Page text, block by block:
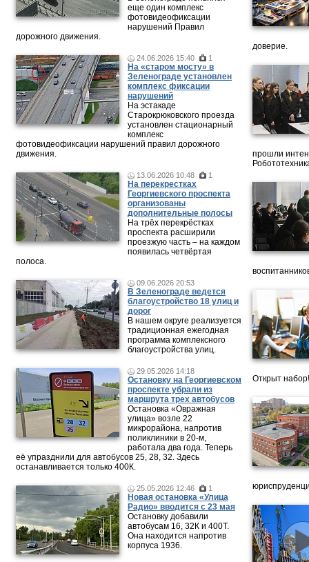
еще один комплекс
фотовидеофиксации
нарушений Правил
дорожного движения.
24.06.2026 15:40 1
На «старом мосту» в
Зеленограде установлен
комплекс фиксации
нарушений
На эстакаде
Старокрюковского проезда
установлен стационарный
комплекс
фотовидеофиксации нарушений правил дорожного
движения.
13.06.2026 10:48 1
На перекрестках
Георгиевского проспекта
организованы
дополнительные полосы
На трёх перекрёстках
проспекта расширили
проезжую часть – на каждом
появилась четвёртая
полоса.
09.06.2026 20:53
В Зеленограде ведется
благоустройство 18 улиц и
дорог
В нашем округе реализуется
традиционная ежегодная
программа комплексного
благоустройства улиц.
29.05.2026 14:18
Остановку на Георгиевском
проспекте убрали из
маршрута трех автобусов
Остановка «Овражная
улица» возле 22
микрорайона, напротив
поликлиники в 20-м,
работала два года. Теперь
её упразднили для автобусов 25, 28, 32. Здесь
останавливается только 400К.
25.05.2026 12:46 1
Новая остановка «Улица
Радио» вводится с 23 мая
Остановку добавили
автобусам 16, 32К и 400Т.
Она находится напротив
корпуса 1936.
доверие.
прошли
Открыт набор!